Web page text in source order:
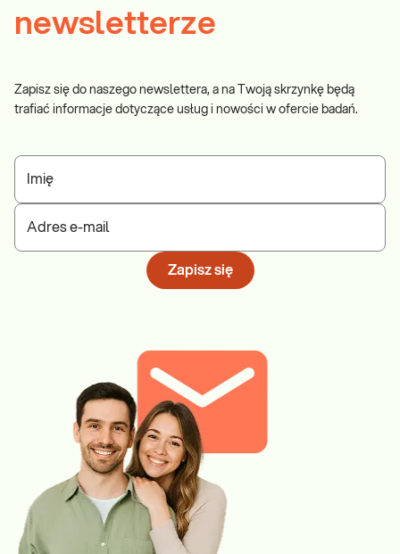
newsletterze
Zapisz się do naszego newslettera, a na Twoją skrzynkę będą
trafiać informacje dotyczące usług i nowości w ofercie badań.
Imię
Adres e-mail
Zapisz się